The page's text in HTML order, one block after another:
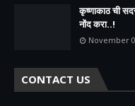
कृष्णाकाठ ची
नोंद करा..!
November
CONTACT US